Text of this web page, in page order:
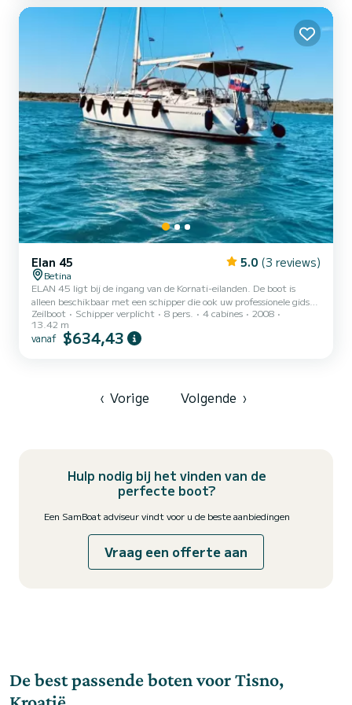
Elan 45 5.0 (3 reviews)
Betina
ELAN 45 ligt bij de ingang van de Kornati-eilanden. De boot is
alleen beschikbaar met een schipper die ook uw professionele gids
op zee zal zijn. 4 hutten en 2 badkamers zijn comfortabel voor 6-8
gasten + schipper. In de salon kan de tafel ook worden omgebouwd
tot bed. De boot is uitgerust met alle benodigde navigatie-
Zeilboot Schipper verplicht 8 pers. 4 cabines
2008
13.42 m
vanaf $634,43
‹ Vorige Volgende ›
Hulp nodig bij het vinden van de
perfecte boot?
Een SamBoat adviseur vindt voor u de beste aanbiedingen
Vraag een offerte aan
De best passende boten voor Tisno,